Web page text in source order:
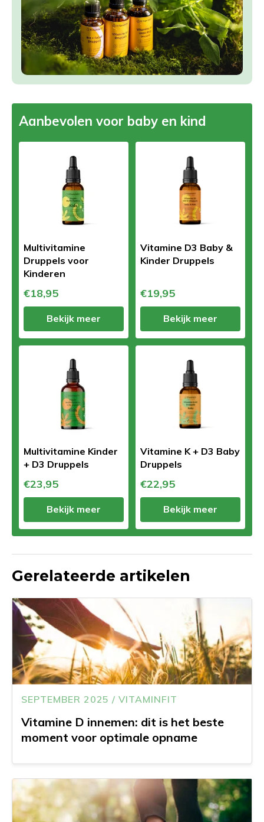
Aanbevolen voor baby en kind
Multivitamine
Druppels voor
Kinderen
€18,95
Bekijk meer
Vitamine D3 Baby &
Kinder Druppels
€19,95
Bekijk meer
Multivitamine Kinder
+ D3 Druppels
€23,95
Bekijk meer
Vitamine K + D3 Baby
Druppels
€22,95
Bekijk meer
Gerelateerde artikelen
SEPTEMBER 2025 / VITAMINFIT
Vitamine D innemen: dit is het beste
moment voor optimale opname